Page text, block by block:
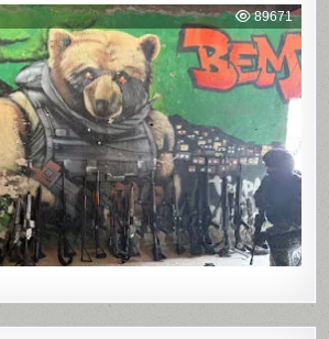
POLICIAL
DEIXA
121
MORTOS
NOS
DO
ALEMÃO
PENHA,
NO
RIO
89671